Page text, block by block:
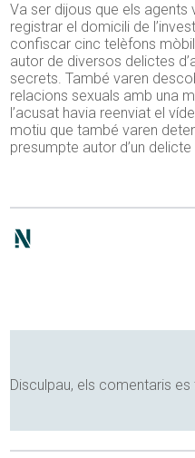
Va ser dijous que els agents
registrar el domicili de
confiscar cinc telèfons
autor de diversos delictes
secrets. També varen
relacions sexuals amb una
l’acusat havia reenviat el
motiu que també varen
presumpte autor d’un
Disculpau, els comentaris